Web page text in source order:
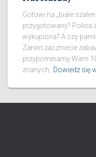
Gotowi na „białe
przygotowany? Polisa
wykupiona? A czy
Zanim zaczniecie
przypominamy Wam
znanych,
Dowiedz się